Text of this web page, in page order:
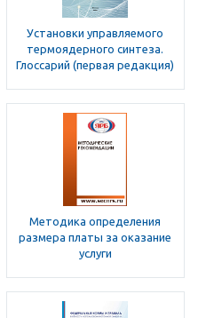
Установки управляемого
термоядерного синтеза.
Глоссарий (первая редакция)
Методика определения
размера платы за оказание
услуги